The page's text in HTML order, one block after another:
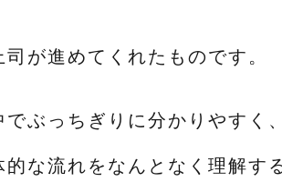
が進めてくれたものです。
ぶっちぎりに分かりやすく
な流れをなんとなく理解す